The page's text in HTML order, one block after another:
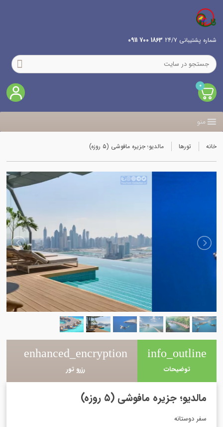
شماره پشتیبانی 24/7 1863 700 0911
0
منو
خانه تورها مالدیو؛ جزیره مافوشی (۵ روزه)
info_outline
توضیحات
enhanced_encryption
رزرو تور
مالدیو؛ جزیره مافوشی (۵ روزه)
سفر دوستانه